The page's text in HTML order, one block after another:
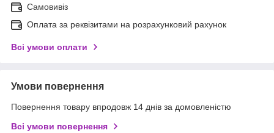
Самовивіз
Оплата за реквізитами на розрахунковий рахунок
Всі умови оплати
Умови повернення
Повернення товару впродовж 14 днів за домовленістю
Всі умови повернення